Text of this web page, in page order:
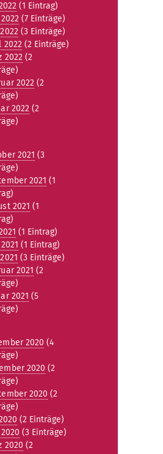
(1 Eintrag)
(7 Einträge)
(3 Einträge)
2022 (2 Einträge)
2022 (2
2022 (2
2022 (2
2021 (3
2021 (1
2021 (1
(1 Eintrag)
(1 Eintrag)
(3 Einträge)
2021 (2
2021 (5
2020 (4
2020 (2
2020 (2
(2 Einträge)
(3 Einträge)
2020 (2